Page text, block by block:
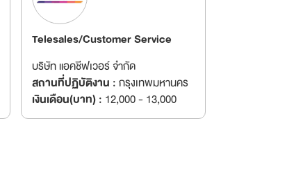
Telesales/Customer Service
บริษัท แอคชีฟเวอร์ จำกัด
สถานที่ปฏิบัติงาน :กรุงเทพมหานคร
เงินเดือน(บาท) : 12,000 - 13,000